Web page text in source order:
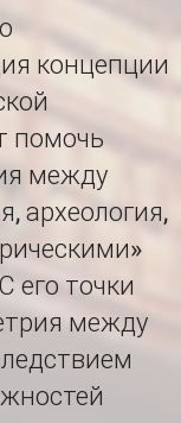
концепции
помочь
между
археология,
его точки
между